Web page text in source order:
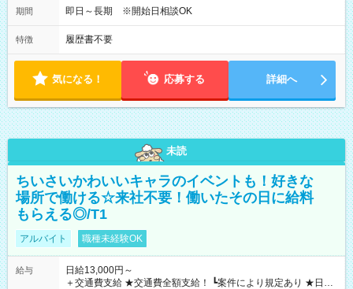
期間 即日～長期 ※開始日相談OK
特徴 履歴書不要
気になる！ 応募する 詳細へ
未読
ちいさいかわいいキャラのイベントも！好きな
場所で働ける☆来社不要！働いたその日に給料
もらえる◎/T1
アルバイト 職種未経験OK
給与
日給13,000円～
＋交通費支給 ★交通費全額支給！ ┗案件により規定あり ★日払